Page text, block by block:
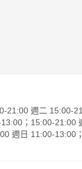
21:00 週二 15:00-
；15:00-21:00
週日 11:00-13:00